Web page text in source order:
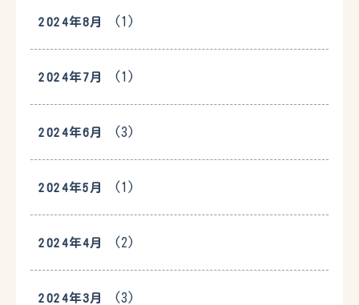
2024年8月 (1)
2024年7月 (1)
2024年6月 (3)
2024年5月 (1)
2024年4月 (2)
2024年3月 (3)